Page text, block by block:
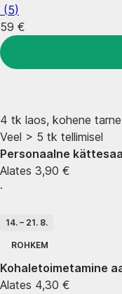
(5)
59 €
4 tk laos, kohene tarne
Veel > 5 tk tellimisel
Personaalne
Alates 3,90 €
·
14. – 21. 8.
ROHKEM
Kohaletoimetamine
Alates 4,30 €